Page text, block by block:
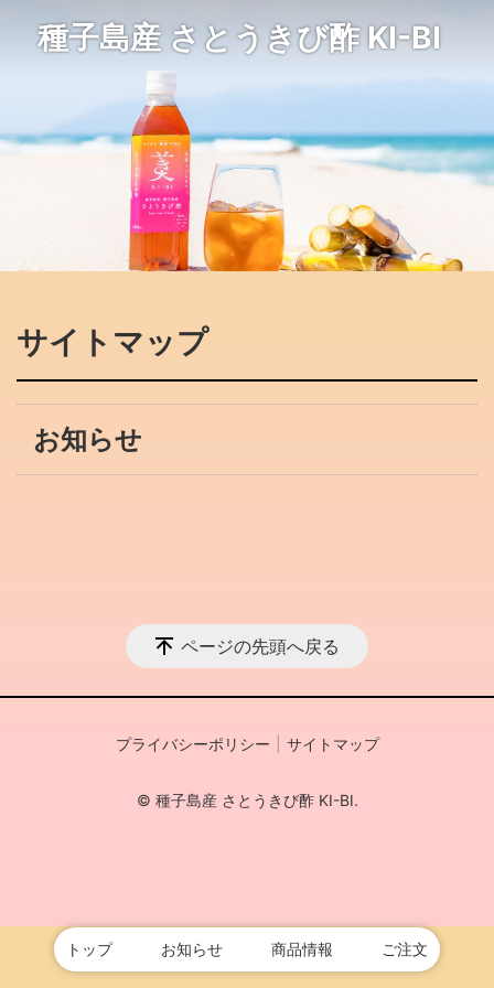
種子島産 さとうきび酢 KI-BI
サイトマップ
お知らせ
ページの先頭へ戻る
プライバシーポリシー サイトマップ
© 種子島産 さとうきび酢 KI-BI.
トップ お知らせ 商品情報 ご注文